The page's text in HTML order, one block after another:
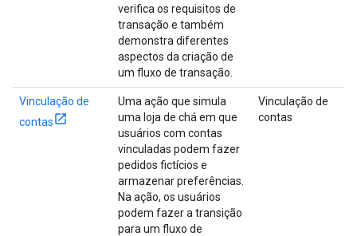
verifica os requisitos de
transação e também
demonstra diferentes
aspectos da criação de
um fluxo de transação.
Vinculação de
contas
Uma ação que simula
uma loja de chá em que
usuários com contas
vinculadas podem fazer
pedidos fictícios e
armazenar preferências.
Na ação, os usuários
podem fazer a transição
para um fluxo de
Vinculação de
contas